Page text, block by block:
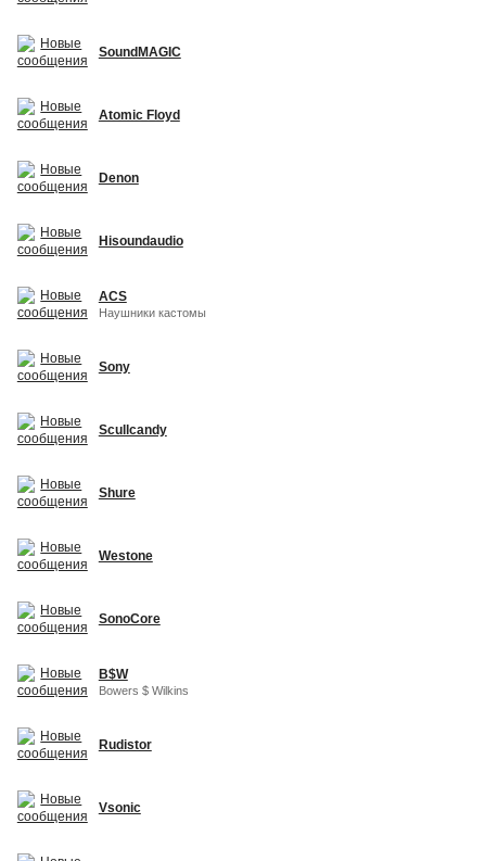
SoundMAGIC
Atomic Floyd
Denon
Hisoundaudio
ACS
Наушники кастомы
Sony
Scullcandy
Shure
Westone
SonoCore
B$W
Bowers $ Wilkins
Rudistor
Vsonic